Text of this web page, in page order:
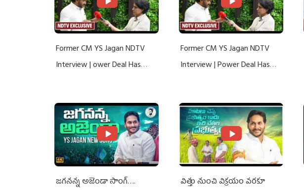
Former CM YS Jagan NDTV
Interview | ower Deal Has
Former CM YS Jagan NDTV
Interview | Power Deal Has
జగనన్న అజెండా సాంగ్….
విత్తు నుంచి విక్రయం వరకూ